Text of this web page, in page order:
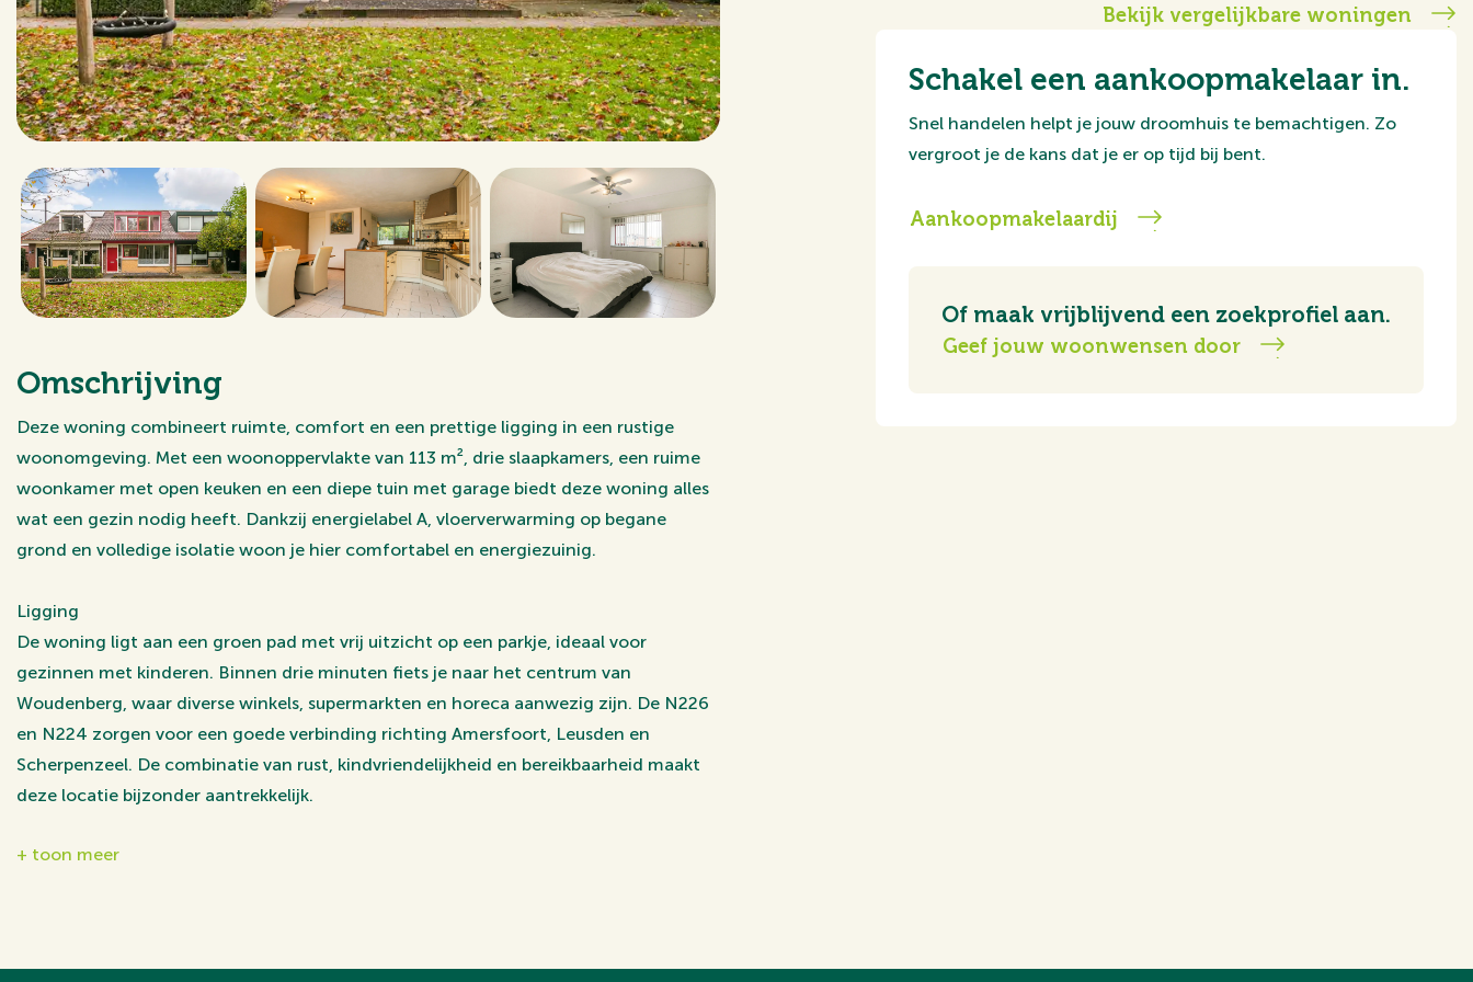
Omschrijving
Deze woning combineert ruimte, comfort en een prettige ligging in een rustige
woonomgeving. Met een woonoppervlakte van 113 m², drie slaapkamers, een ruime
woonkamer met open keuken en een diepe tuin met garage biedt deze woning alles
wat een gezin nodig heeft. Dankzij energielabel A, vloerverwarming op begane
grond en volledige isolatie woon je hier comfortabel en energiezuinig.
Ligging
De woning ligt aan een groen pad met vrij uitzicht op een parkje, ideaal voor
gezinnen met kinderen. Binnen drie minuten fiets je naar het centrum van
Woudenberg, waar diverse winkels, supermarkten en horeca aanwezig zijn. De N226
en N224 zorgen voor een goede verbinding richting Amersfoort, Leusden en
Scherpenzeel. De combinatie van rust, kindvriendelijkheid en bereikbaarheid maakt
deze locatie bijzonder aantrekkelijk.
Kenmerken op een rij:
+ toon meer
Bekijk vergelijkbare woningen
Schakel een aankoopmakelaar in.
Snel handelen helpt je jouw droomhuis te bemachtigen. Zo
vergroot je de kans dat je er op tijd bij bent.
Aankoopmakelaardij
Of maak vrijblijvend een zoekprofiel aan.
Geef jouw woonwensen door